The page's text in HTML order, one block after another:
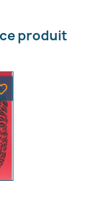
produit